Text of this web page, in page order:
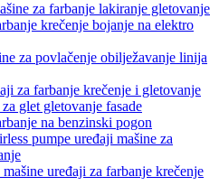
za farbanje lakiranje gletovanje
krečenje bojanje na elektro
za povlačenje obilježavanje linija
za farbanje krečenje i gletovanje
glet gletovanje fasade
na benzinski pogon
pumpe uređaji mašine za
uređaji za farbanje krečenje